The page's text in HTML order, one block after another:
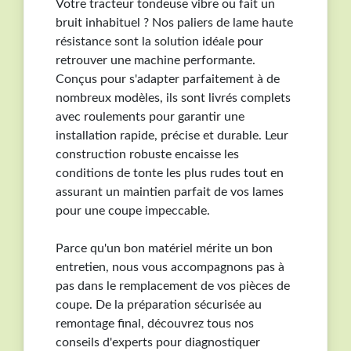
La compatibilité dépend de l'année de fabrication. Un
même modèle peut posséder des paliers différents
d'une année sur l'autre. Vérifiez vos dimensions,
nombre de trous de fixation et références d'origine
avant de passer commande.
bruit inhabituel ? Nos paliers de lame haute
résistance sont la solution idéale pour
retrouver une machine performante.
Conçus pour s'adapter parfaitement à de
nombreux modèles, ils sont livrés complets
avec roulements pour garantir une
installation rapide, précise et durable. Leur
construction robuste encaisse les
conditions de tonte les plus rudes tout en
assurant un maintien parfait de vos lames
pour une coupe impeccable.
Parce qu'un bon matériel mérite un bon
entretien, nous vous accompagnons pas à
pas dans le remplacement de vos pièces de
coupe. De la préparation sécurisée au
remontage final, découvrez tous nos
conseils d'experts pour diagnostiquer